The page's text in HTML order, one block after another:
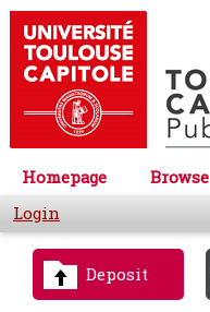
Homepage Browse
Login
Deposit